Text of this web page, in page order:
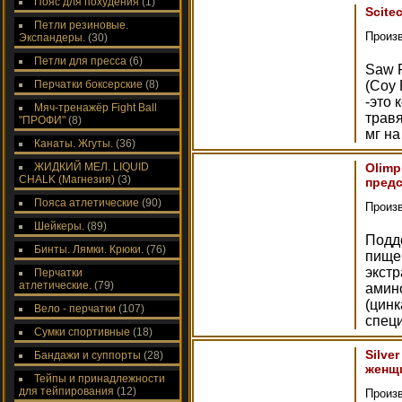
Петли резиновые.
Экспандеры. (30)
Петли для пресса (6)
Перчатки боксерские (8)
Мяч-тренажёр Fight Ball
"ПРОФИ" (8)
Канаты. Жгуты. (36)
ЖИДКИЙ МЕЛ. LIQUID
CHALK (Магнезия) (3)
Пояса атлетические (90)
Шейкеры. (89)
Бинты. Лямки. Крюки. (76)
Перчатки
атлетические. (79)
Вело - перчатки (107)
Сумки спортивные (18)
Бандажи и суппорты (28)
Тейпы и принадлежности
для тейпирования (12)
Saw
(Coy
-это
мг